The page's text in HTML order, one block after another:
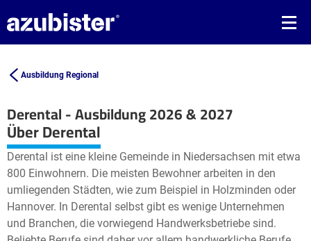
Ausbildung Regional
Derental - Ausbildung 2026 & 2027
+
−
Leaflet| © OpenStreetMap2
Über Derental
Derental ist eine kleine Gemeinde in Niedersachsen mit etwa
800 Einwohnern. Die meisten Bewohner arbeiten in den
umliegenden Städten, wie zum Beispiel in Holzminden oder
Hannover. In Derental selbst gibt es wenige Unternehmen
und Branchen, die vorwiegend Handwerksbetriebe sind.